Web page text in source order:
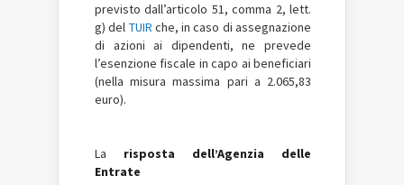
previsto dall’articolo 51, comma 2, lett.
g) del TUIR che, in caso di assegnazione
di azioni ai dipendenti, ne prevede
l’esenzione fiscale in capo ai beneficiari
(nella misura massima pari a 2.065,83
euro).
La risposta dell’Agenzia delle
Entrate